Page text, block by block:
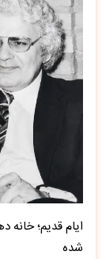
ایام قدیم؛
شده